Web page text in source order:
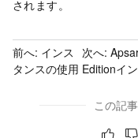
されます。
前へ: インス
タンスの使用
次へ:
Editionイ
この記